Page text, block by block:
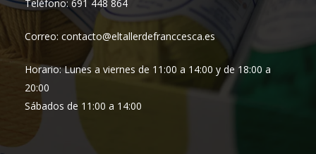
Teléfono: 691 448 864
Correo: contacto@eltallerdefranccesca.es
Horario: Lunes a viernes de 11:00 a 14:00 y de 18:00 a
20:00
Sábados de 11:00 a 14:00